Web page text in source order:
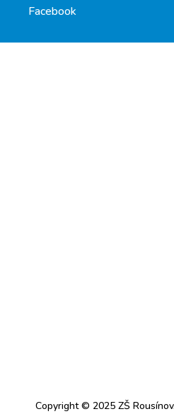
Facebook
Copyright © 2025 ZŠ